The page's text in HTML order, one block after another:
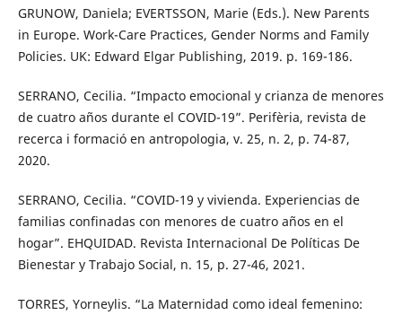
GRUNOW, Daniela; EVERTSSON, Marie (Eds.). New Parents
in Europe. Work-Care Practices, Gender Norms and Family
Policies. UK: Edward Elgar Publishing, 2019. p. 169-186.
SERRANO, Cecilia. “Impacto emocional y crianza de menores
de cuatro años durante el COVID-19”. Perifèria, revista de
recerca i formació en antropologia, v. 25, n. 2, p. 74-87,
2020.
SERRANO, Cecilia. “COVID-19 y vivienda. Experiencias de
familias confinadas con menores de cuatro años en el
hogar”. EHQUIDAD. Revista Internacional De Políticas De
Bienestar y Trabajo Social, n. 15, p. 27-46, 2021.
TORRES, Yorneylis. “La Maternidad como ideal femenino: